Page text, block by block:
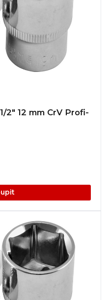
2" 12 mm CrV Profi-